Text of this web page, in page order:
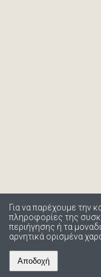
Για να παρέχουμε την
πληροφορίες της
περιήγησης ή τα
αρνητικά ορισμένα
Αποδοχή